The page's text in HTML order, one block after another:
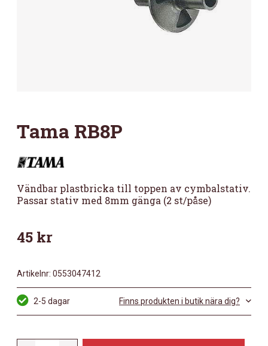
Tama RB8P
Vändbar plastbricka till toppen av cymbalstativ.
Passar stativ med 8mm gänga (2 st/påse)
45 kr
Artikelnr: 0553047412
2-5 dagar Finns produkten i butik nära dig?